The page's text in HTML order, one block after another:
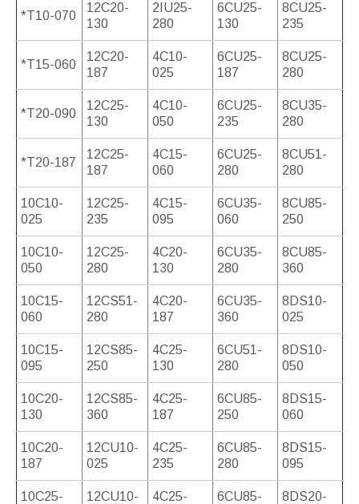
*T10-070
12C20-
130
2IU25-
280
6CU25-
130
8CU25-
235
*T15-060
12C20-
187
4C10-
025
6CU25-
187
8CU25-
280
*T20-090
12C25-
130
4C10-
050
6CU25-
235
8CU35-
280
*T20-187
12C25-
187
4C15-
060
6CU25-
280
8CU51-
280
10C10-
025
12C25-
235
4C15-
095
6CU35-
060
8CU85-
250
10C10-
050
12C25-
280
4C20-
130
6CU35-
280
8CU85-
360
10C15-
060
12CS51-
280
4C20-
187
6CU35-
360
8DS10-
025
10C15-
095
12CS85-
250
4C25-
130
6CU51-
280
8DS10-
050
10C20-
130
12CS85-
360
4C25-
187
6CU85-
250
8DS15-
060
10C20-
187
12CU10-
025
4C25-
235
6CU85-
280
8DS15-
095
10C25-
12CU10-
4C25-
6CU85-
8DS20-